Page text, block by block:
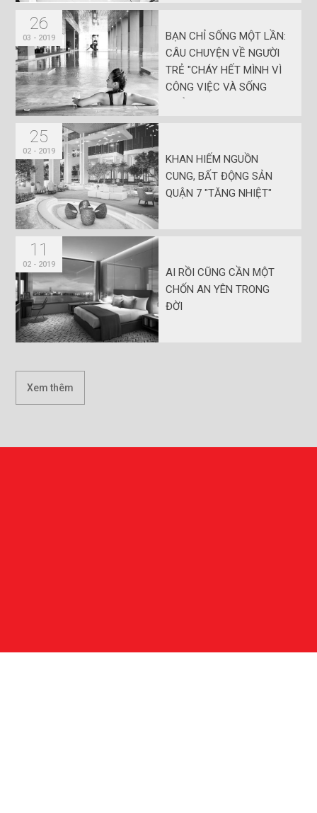
26
03 - 2019
BẠN CHỈ SỐNG MỘT LẦN:
CÂU CHUYỆN VỀ NGƯỜI
TRẺ "CHÁY HẾT MÌNH VÌ
CÔNG VIỆC VÀ SỐNG
25
02 - 2019
KHAN HIẾM NGUỒN
CUNG, BẤT ĐỘNG SẢN
QUẬN 7 "TĂNG NHIỆT"
11
02 - 2019
AI RỒI CŨNG CẦN MỘT
CHỐN AN YÊN TRONG
ĐỜI
Xem thêm